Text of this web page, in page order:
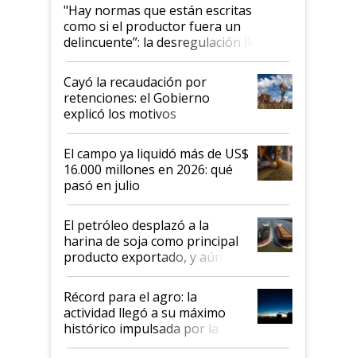
"Hay normas que están escritas
como si el productor fuera un
delincuente”: la desregulación llegó
al Congreso Aapresid y hasta se
habló del financiamiento al IPCVA
Cayó la recaudación por
retenciones: el Gobierno
explicó los motivos
El campo ya liquidó más de US$
16.000 millones en 2026: qué
pasó en julio
El petróleo desplazó a la
harina de soja como principal
producto exportado, y aún así
el agro aportó casi seis de cada
diez dólares y sostuvo el
liderazgo en un semestre
récord
Récord para el agro: la
actividad llegó a su máximo
histórico impulsada por la
cosecha y las exportaciones